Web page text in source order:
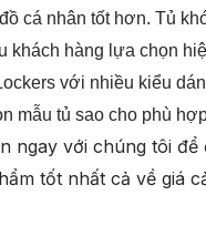
cá nhân tốt hơn. Tủ
khách hàng lựa chọn
với nhiều kiểu
mẫu tủ sao cho phù
ngay với chúng tôi để
tốt nhất cả về giá